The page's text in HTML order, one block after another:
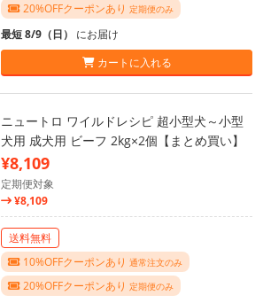
20%OFFクーポンあり 定期便のみ
最短 8/9（日） にお届け
カートに入れる
ニュートロ ワイルドレシピ 超小型犬～小型
犬用 成犬用 ビーフ 2kg×2個【まとめ買い】
¥8,109
定期便対象
¥8,109
送料無料
10%OFFクーポンあり 通常注文のみ
20%OFFクーポンあり 定期便のみ